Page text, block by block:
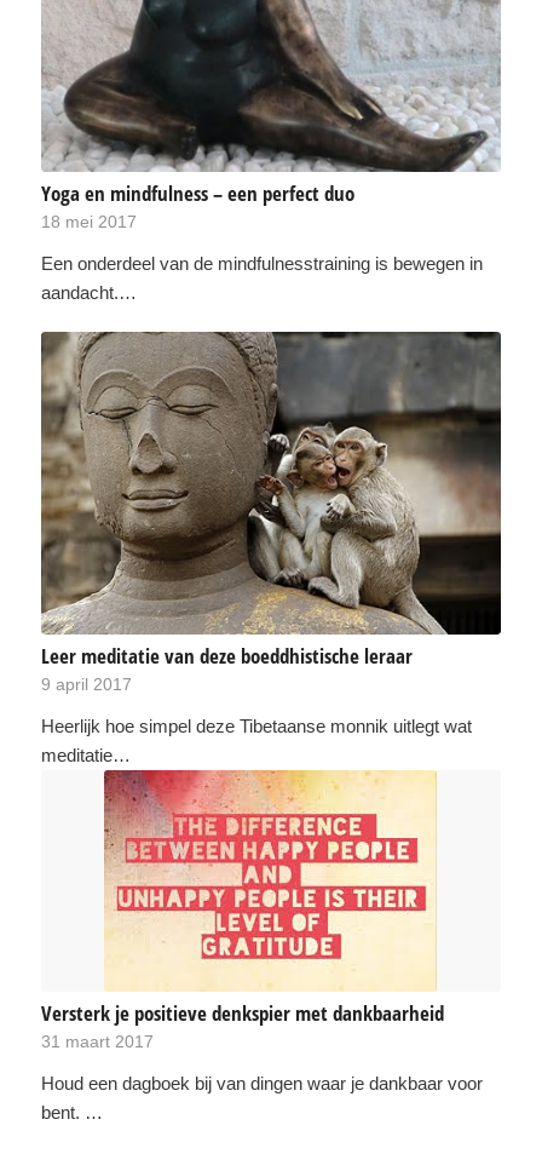
Yoga en mindfulness – een perfect duo
18 mei 2017
Een onderdeel van de mindfulnesstraining is bewegen in
aandacht.…
Leer meditatie van deze boeddhistische leraar
9 april 2017
Heerlijk hoe simpel deze Tibetaanse monnik uitlegt wat
meditatie…
Versterk je positieve denkspier met dankbaarheid
31 maart 2017
Houd een dagboek bij van dingen waar je dankbaar voor
bent. …